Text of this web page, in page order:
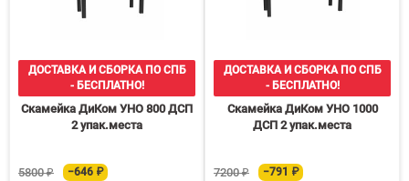
90
ДОСТАВКА И СБОРКА ПО СПБ
- БЕСПЛАТНО!
Скамейка ДиКом УНО 800 ДСП
2 упак.места
5800 ₽ −646 ₽
ДОСТАВКА И СБОРКА ПО СПБ
- БЕСПЛАТНО!
Скамейка ДиКом УНО 1000
ДСП 2 упак.места
7200 ₽ −791 ₽